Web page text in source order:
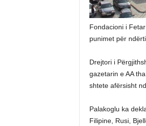
Fondacioni i
punimet për
Drejtori i
gazetarin e AA
shtete afërsisht
Palakoglu ka
Filipine, Rusi,